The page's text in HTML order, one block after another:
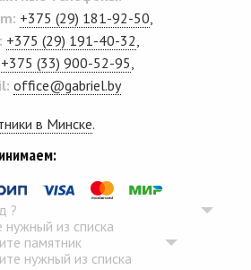
+375 (29) 181-92-50
+375 (29) 191-40-32
+375 (33) 900-52-95
office@gabriel.by
в Минске.
?
нужный из списка
памятник
нужный из списка